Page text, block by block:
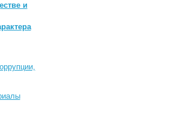
и